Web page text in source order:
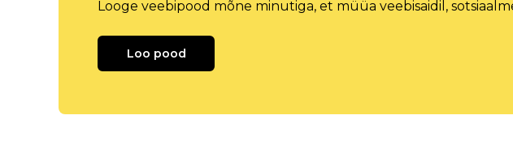
Looge veebipood mõne minutiga, et müüa veebisaidil,
Loo pood